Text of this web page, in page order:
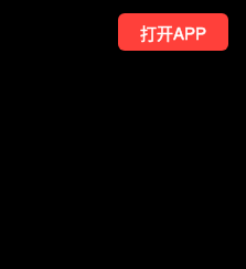
打开APP